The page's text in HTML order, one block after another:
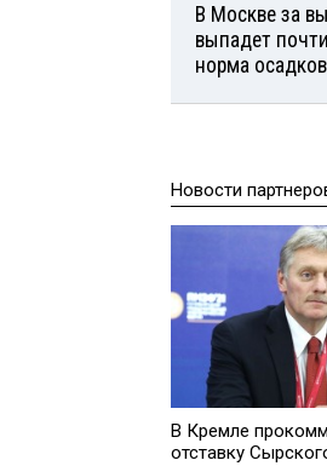
В Москве за
выпадет
норма осадков
Новости
В Кремле
отставку